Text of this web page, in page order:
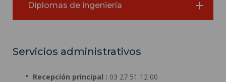
Diplomas de ingeniería
Servicios administrativos
Recepción principal : 03 27 51 12 00